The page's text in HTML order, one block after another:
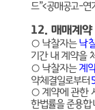
드”<공매공고-연
12. 매매계
○ 낙찰자는낙
기간 내 계약을
○ 낙찰자는계
약체결일로부터
○ 계약에 관한
한법률을 준용합